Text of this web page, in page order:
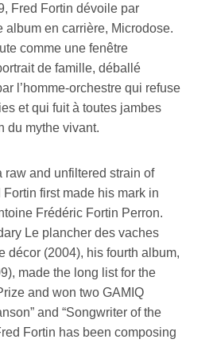
Fred Fortin dévoile par
album en carrière, Microdose.
comme une fenêtre
de famille, déballé
l’homme-orchestre qui refuse
et qui fuit à toutes jambes
du mythe vivant.
raw and unfiltered strain of
first made his mark in
Frédéric Fortin Perron.
Le plancher des vaches
décor (2004), his fourth album,
made the long list for the
and won two GAMIQ
and “Songwriter of the
Fortin has been composing